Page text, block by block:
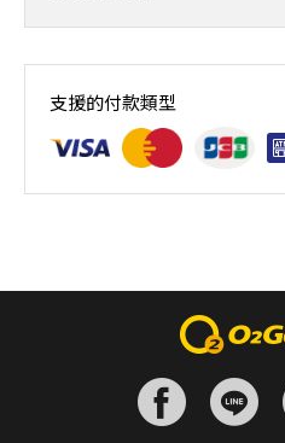
1位代表報名即可。適用期間
支援的付款類型